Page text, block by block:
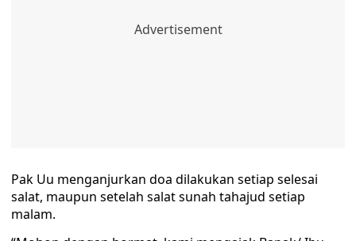
Pak Uu menganjurkan doa dilakukan setiap selesai
salat, maupun setelah salat sunah tahajud setiap
malam.